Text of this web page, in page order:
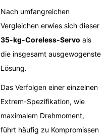
Nach umfangreichen
Vergleichen erwies sich dieser
35-kg-Coreless-Servo als
die insgesamt ausgewogenste
Lösung.
Das Verfolgen einer einzelnen
Extrem-Spezifikation, wie
maximalem Drehmoment,
führt häufig zu Kompromissen